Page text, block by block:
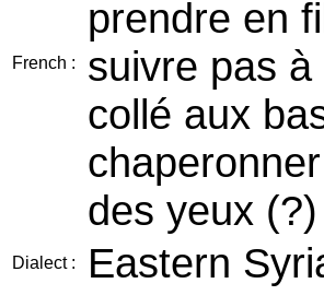
French :
prendre en
suivre pas
collé aux
des yeux
Dialect : Eastern